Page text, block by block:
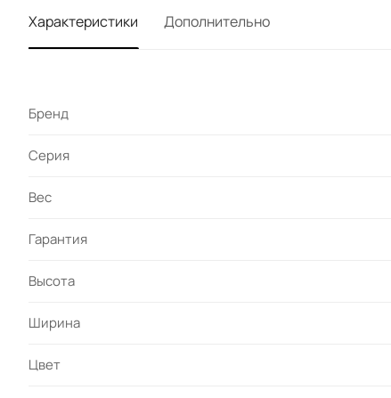
Характеристики Дополнительно
Бренд
Серия
Вес
Гарантия
Высота
Ширина
Цвет